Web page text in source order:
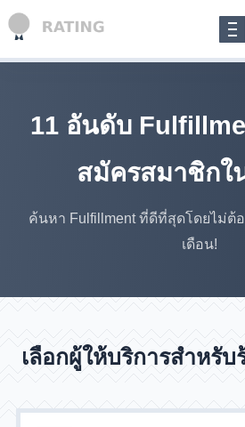
11 อันดับ
สมัครสมาชิกใ
ค้นหา Fulfillment ที่ดีที่สุดโดยไม่ต้
เดือน!
เลือกผู้ให้บริการสำหรั